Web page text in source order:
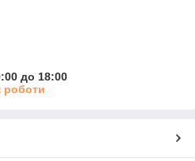
до 18:00
роботи